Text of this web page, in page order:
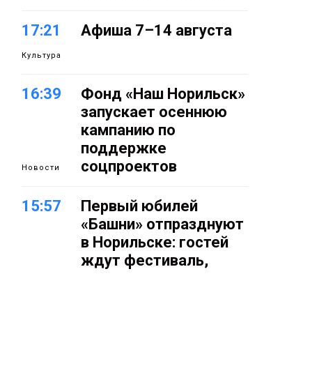
17:21
Культура
Афиша 7–14 августа
16:39
Новости
Фонд «Наш Норильск»
запускает осеннюю
кампанию по
поддержке
соцпроектов
15:57
Первый юбилей
«Башни» отпразднуют
в Норильске: гостей
ждут фестиваль,